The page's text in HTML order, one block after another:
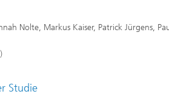
trockenchemische
und
Nolte, Markus Kaiser, Patrick Jürgens,
Studie